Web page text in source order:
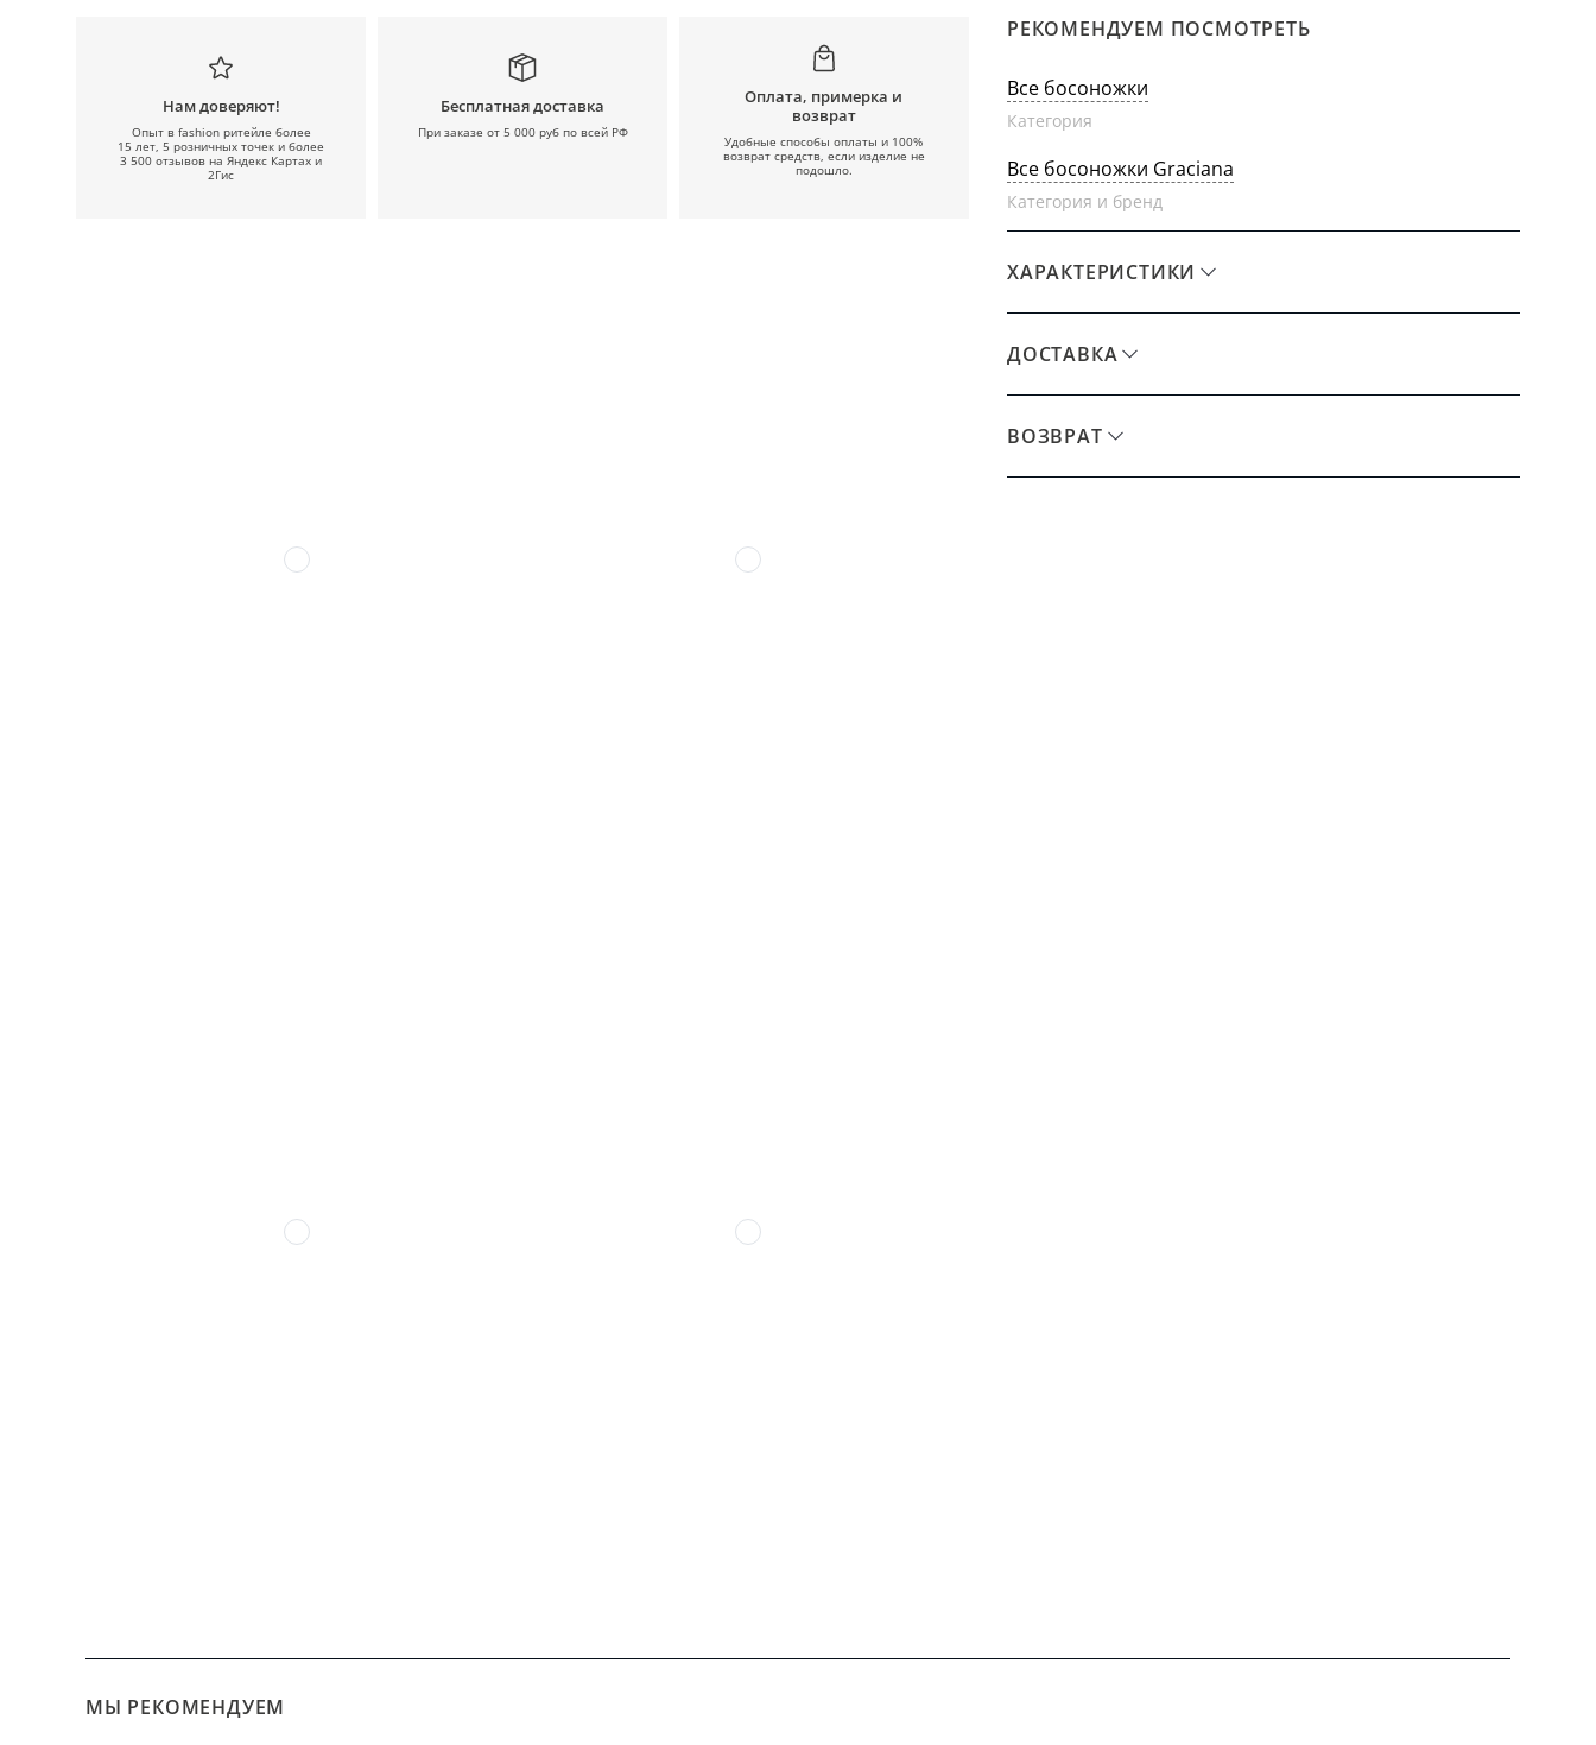
Нам доверяют!
Опыт в fashion ритейле более
15 лет, 5 розничных точек и более
3 500 отзывов на Яндекс Картах и
2Гис
Бесплатная доставка
При заказе от 5 000 руб по всей РФ
Оплата, примерка и
возврат
Удобные способы оплаты и 100%
возврат средств, если изделие не
подошло.
РЕКОМЕНДУЕМ ПОСМОТРЕТЬ
Все босоножки
Категория
Все босоножки Graciana
Категория и бренд
ХАРАКТЕРИСТИКИ
ДОСТАВКА
ВОЗВРАТ
МЫ РЕКОМЕНДУЕМ